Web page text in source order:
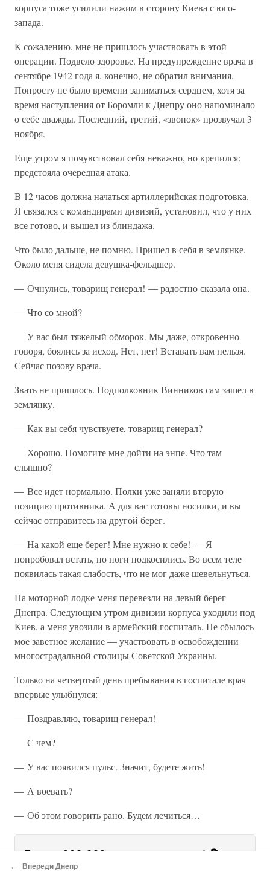
корпуса тоже усилили нажим в сторону Киева с юго-
запада.
К сожалению, мне не пришлось участвовать в этой
операции. Подвело здоровье. На предупреждение врача в
сентябре 1942 года я, конечно, не обратил внимания.
Попросту не было времени заниматься сердцем, хотя за
время наступления от Боромли к Днепру оно напоминало
о себе дважды. Последний, третий, «звонок» прозвучал 3
ноября.
Еще утром я почувствовал себя неважно, но крепился:
предстояла очередная атака.
В 12 часов должна начаться артиллерийская подготовка.
Я связался с командирами дивизий, установил, что у них
все готово, и вышел из блиндажа.
Что было дальше, не помню. Пришел в себя в землянке.
Около меня сидела девушка-фельдшер.
— Очнулись, товарищ генерал! — радостно сказала она.
— Что со мной?
— У вас был тяжелый обморок. Мы даже, откровенно
говоря, боялись за исход. Нет, нет! Вставать вам нельзя.
Сейчас позову врача.
Звать не пришлось. Подполковник Винников сам зашел в
землянку.
— Как вы себя чувствуете, товарищ генерал?
— Хорошо. Помогите мне дойти на энпе. Что там
слышно?
— Все идет нормально. Полки уже заняли вторую
позицию противника. А для вас готовы носилки, и вы
сейчас отправитесь на другой берег.
— На какой еще берег! Мне нужно к себе! — Я
попробовал встать, но ноги подкосились. Во всем теле
появилась такая слабость, что не мог даже шевельнуться.
На моторной лодке меня перевезли на левый берег
Днепра. Следующим утром дивизии корпуса уходили под
Киев, а меня увозили в армейский госпиталь. Не сбылось
мое заветное желание — участвовать в освобождении
многострадальной столицы Советской Украины.
Только на четвертый день пребывания в госпитале врач
впервые улыбнулся:
— Поздравляю, товарищ генерал!
— С чем?
— У вас появился пульс. Значит, будете жить!
— А воевать?
— Об этом говорить рано. Будем лечиться…
Более 800 000 книг и аудиокниг! 📚
← Впереди Днепр